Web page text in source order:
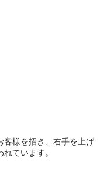
客様を招き、右手を上げ
ています。